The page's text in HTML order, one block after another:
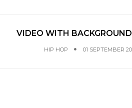
VIDEO WITH
HIP HOP 01 SEPTEMBER